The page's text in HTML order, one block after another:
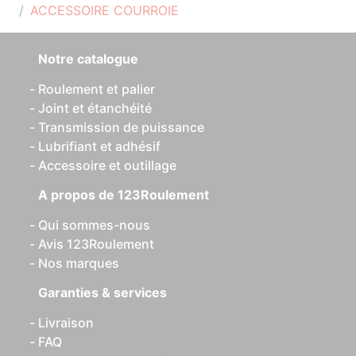
ACCESSOIRE COURROIE
Notre catalogue
Roulement et palier
Joint et étanchéité
Transmission de puissance
Lubrifiant et adhésif
Accessoire et outillage
A propos de 123Roulement
Qui sommes-nous
Avis 123Roulement
Nos marques
Garanties & services
Livraison
FAQ